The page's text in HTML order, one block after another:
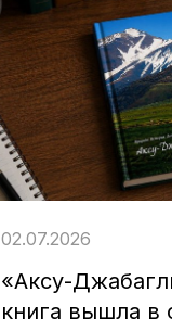
02.07.2026
«Аксу-
книга вышла в